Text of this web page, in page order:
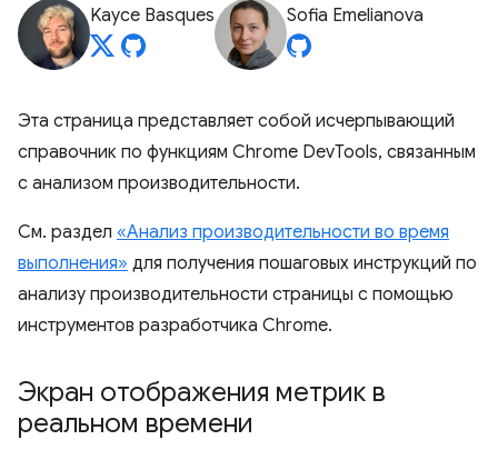
Kayce Basques Sofia Emelianova
Эта страница представляет собой исчерпывающий
справочник по функциям Chrome DevTools, связанным
с анализом производительности.
См. раздел «Анализ производительности во время
выполнения» для получения пошаговых инструкций по
анализу производительности страницы с помощью
инструментов разработчика Chrome.
Экран отображения метрик в
реальном времени